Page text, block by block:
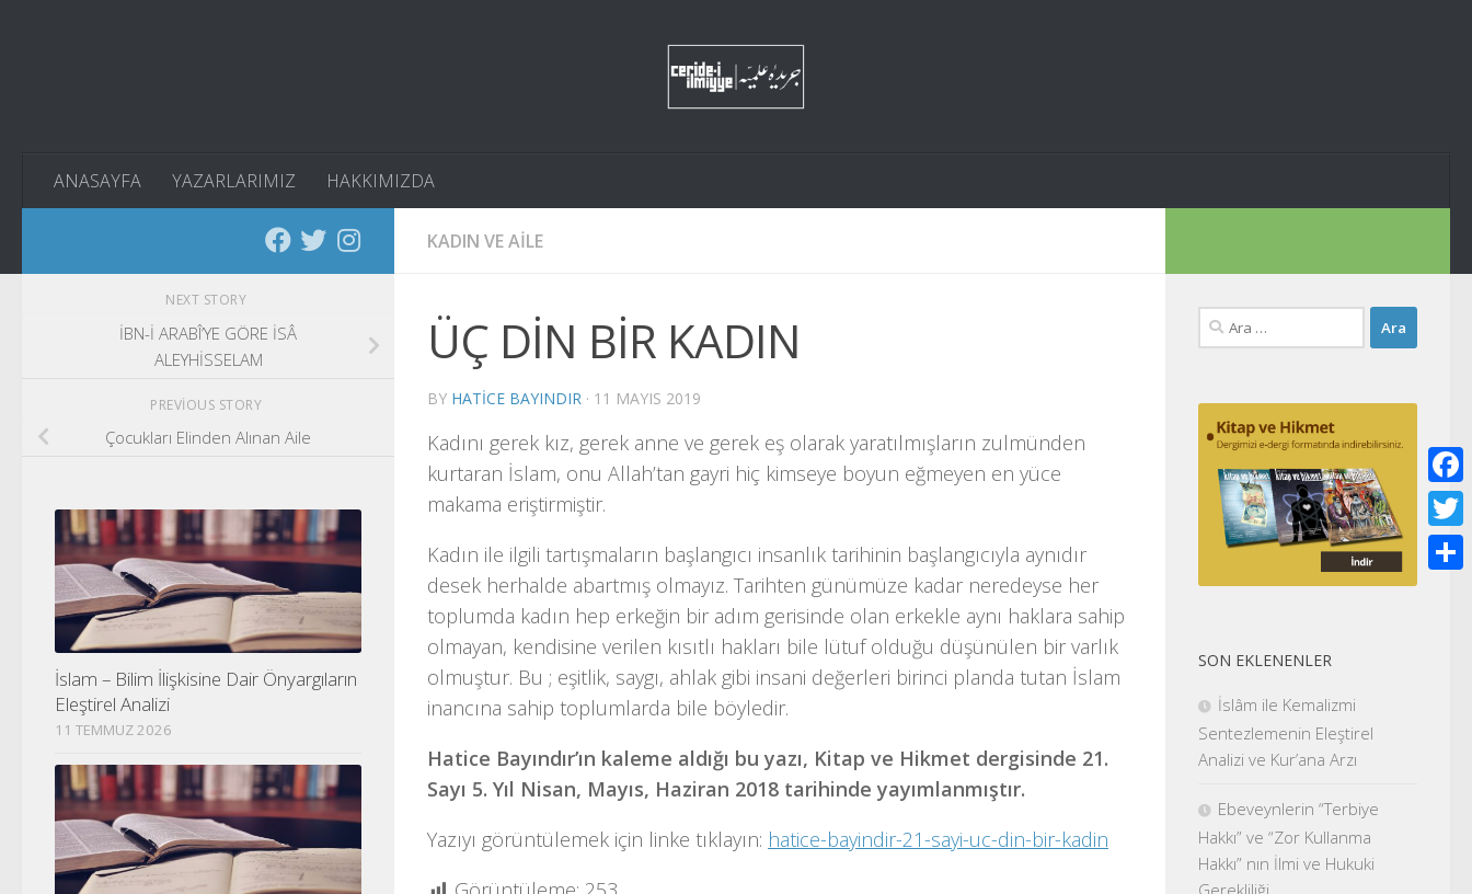
ANASAYFA YAZARLARIMIZ HAKKIMIZDA
KADIN VE AILE
ÜÇ DİN BİR KADIN
BY HATICE BAYINDIR · 11 MAYIS 2019
Kadını gerek kız, gerek anne ve gerek eş olarak yaratılmışların zulmünden
kurtaran İslam, onu Allah’tan gayri hiç kimseye boyun eğmeyen en yüce
makama eriştirmiştir.
Kadın ile ilgili tartışmaların başlangıcı insanlık tarihinin başlangıcıyla aynıdır
desek herhalde abartmış olmayız. Tarihten günümüze kadar neredeyse her
toplumda kadın hep erkeğin bir adım gerisinde olan erkekle aynı haklara sahip
olmayan, kendisine verilen kısıtlı hakları bile lütuf olduğu düşünülen bir varlık
olmuştur. Bu ; eşitlik, saygı, ahlak gibi insani değerleri birinci planda tutan İslam
inancına sahip toplumlarda bile böyledir.
Hatice Bayındır’ın kaleme aldığı bu yazı, Kitap ve Hikmet dergisinde 21.
Sayı 5. Yıl Nisan, Mayıs, Haziran 2018 tarihinde yayımlanmıştır.
Yazıyı görüntülemek için linke tıklayın: hatice-bayindir-21-sayi-uc-din-bir-kadin
NEXT STORY
İBN-İ ARABÎ’YE GÖRE İSÂ
ALEYHİSSELAM
PREVIOUS STORY
Çocukları Elinden Alınan Aile
İslam – Bilim İlişkisine Dair Önyargıların
Eleştirel Analizi
11 TEMMUZ 2026
Arama:
SON EKLENENLER
İslâm ile Kemalizmi
Sentezlemenin Eleştirel
Analizi ve Kur’ana Arzı
Ebeveynlerin “Terbiye
Hakkı” ve “Zor Kullanma
Hakkı” nın İlmi ve Hukuki
Gerekliliği